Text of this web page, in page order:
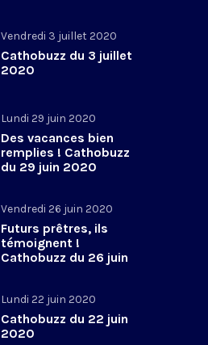
Vendredi 3 juillet 2020
Cathobuzz du 3 juillet
2020
Lundi 29 juin 2020
Des vacances bien
remplies ! Cathobuzz
du 29 juin 2020
Vendredi 26 juin 2020
Futurs prêtres, ils
témoignent !
Cathobuzz du 26 juin
Lundi 22 juin 2020
Cathobuzz du 22 juin
2020